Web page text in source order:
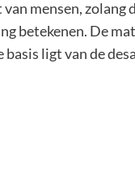
mensen, zolang
betekenen. De
ligt van de